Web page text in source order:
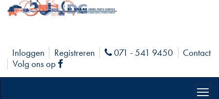
Inloggen Registreren Phone
071 - 541 9450
Contact
Volg ons op
Facebook